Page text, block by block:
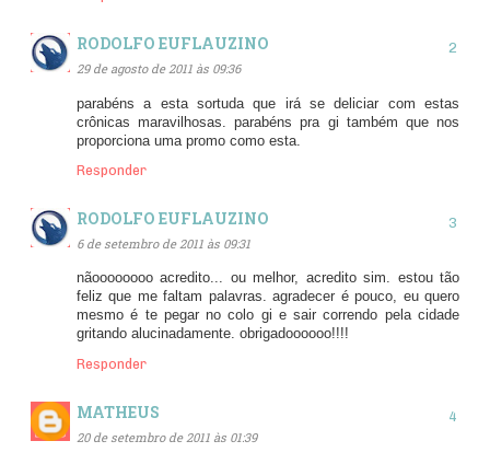
RODOLFO EUFLAUZINO
29 de agosto de 2011 às 09:36
parabéns a esta sortuda que irá se deliciar com estas
crônicas maravilhosas. parabéns pra gi também que nos
proporciona uma promo como esta.
Responder
RODOLFO EUFLAUZINO
6 de setembro de 2011 às 09:31
nãoooooooo acredito... ou melhor, acredito sim. estou tão
feliz que me faltam palavras. agradecer é pouco, eu quero
mesmo é te pegar no colo gi e sair correndo pela cidade
gritando alucinadamente. obrigadoooooo!!!!
Responder
MATHEUS
20 de setembro de 2011 às 01:39